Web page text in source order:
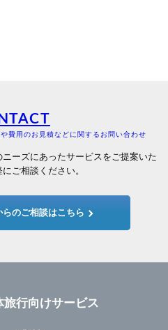
費用のお見積などに関するお問い合わせ
ーズにあったサービスをご提案いた
ご相談ください。
のご相談はこちら
行向けサービス